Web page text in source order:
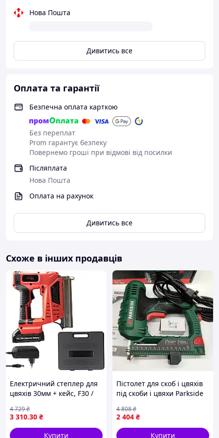
Нова Пошта
Дивитись все
Оплата та гарантії
Безпечна оплата карткою
Без переплат
Prom гарантує безпеку
Повернемо гроші при відмові від посилки
Післяплата
Нова Пошта
Оплата на рахунок
Дивитись все
Схоже в інших продавців
Електричний степлер для
цвяхів 30мм + кейс, F30 /
Бездротовий
електростеплер
3 310.30 ₴
4 729₴
Купити
Пістолет для скоб і цвяхів
під скоби і цвяхи Parkside
електричний степлер, CQS
2 404 ₴
4 808₴
Купити